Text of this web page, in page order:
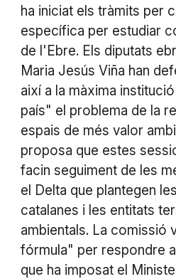
ha iniciat els tràmits per
específica per estudiar
de l'Ebre. Els diputats
Maria Jesús Viña han
així a la màxima
país" el problema de la
espais de més valor
proposa que estes
facin seguiment de les
el Delta que plantegen
catalanes i les entitats
ambientals. La comissió
fórmula" per respondre
que ha imposat el